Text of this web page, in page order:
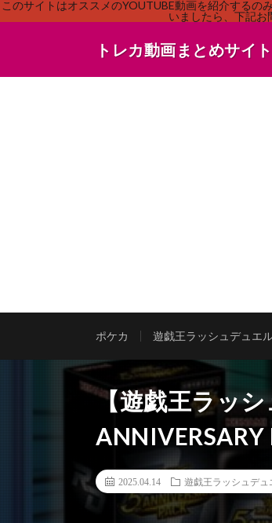
このサイトはオススメのYOUTUBE動画を紹介する
いましたら、下記お
トレカ動画まとめサイト
ポケカ 遊戯王ラッシュデュエ
【遊戯王ラッ
ANNIVERSARY
2025.04.14 遊戯王ラッシュデュ